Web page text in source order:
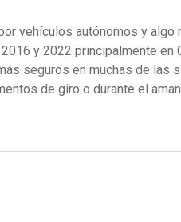
vehículos autónomos y algo
y 2022 principalmente en
seguros en muchas de las
de giro o durante el